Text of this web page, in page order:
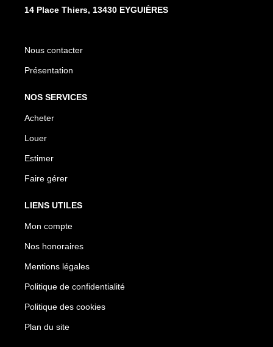
14 Place Thiers, 13430 EYGUIÈRES
Nous contacter
Présentation
NOS SERVICES
Acheter
Louer
Estimer
Faire gérer
LIENS UTILES
Mon compte
Nos honoraires
Mentions légales
Politique de confidentialité
Politique des cookies
Plan du site